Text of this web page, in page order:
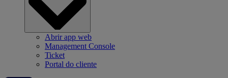
Abrir app web
Management Console
Ticket
Portal do cliente